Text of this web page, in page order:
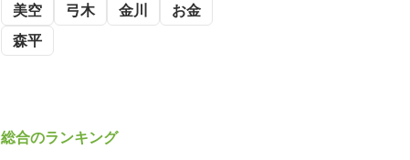
美空
弓木 金川
お金
森平
総合のランキング